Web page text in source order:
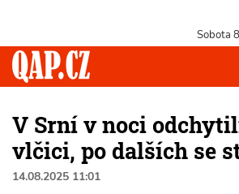
Sobota
V Srní v noci
vlčici, po dalších se
14.08.2025 11:01